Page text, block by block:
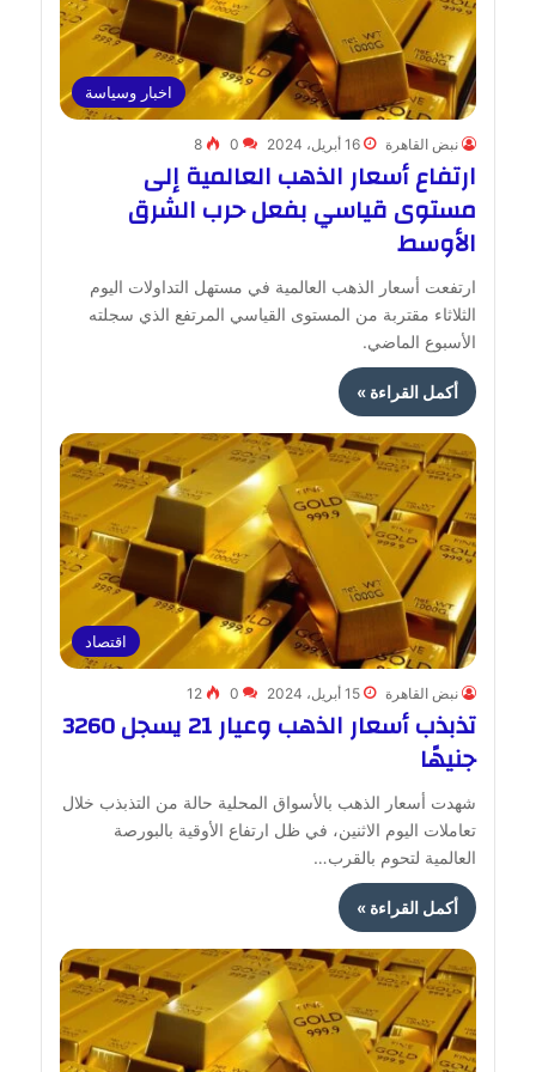
اخبار وسياسة
نبض القاهرة 16 أبريل، 2024 0
8
ارتفاع أسعار الذهب العالمية إلى
مستوى قياسي بفعل حرب الشرق
الأوسط
ارتفعت أسعار الذهب العالمية في مستهل التداولات اليوم
الثلاثاء مقتربة من المستوى القياسي المرتفع الذي سجلته
الأسبوع الماضي.
أكمل القراءة »
اقتصاد
نبض القاهرة 15 أبريل، 2024 0
12
تذبذب أسعار الذهب وعيار 21 يسجل 3260
جنيهًا
شهدت أسعار الذهب بالأسواق المحلية حالة من التذبذب خلال
تعاملات اليوم الاثنين، في ظل ارتفاع الأوقية بالبورصة
العالمية لتحوم بالقرب…
أكمل القراءة »